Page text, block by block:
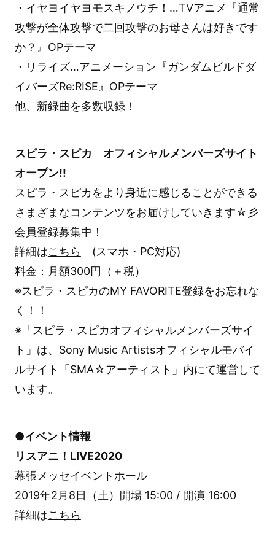
・イヤヨイヤヨモスキノウチ！…TVアニメ『通常
攻撃が全体攻撃で二回攻撃のお母さんは好きです
か？』OPテーマ
・リライズ…アニメーション『ガンダムビルドダ
イバーズRe:RISE』OPテーマ
他、新録曲を多数収録！
スピラ・スピカ オフィシャルメンバーズサイト
オープン!!
スピラ・スピカをより身近に感じることができる
さまざまなコンテンツをお届けしていきます☆彡
会員登録募集中！
詳細はこちら
(スマホ・PC対応)
料金：月額300円（＋税）
※スピラ・スピカのMY FAVORITE登録をお忘れな
く！！
※「スピラ・スピカオフィシャルメンバーズサイ
ト」は、Sony Music Artistsオフィシャルモバイ
ルサイト「SMA☆アーティスト」内にて運営して
います。
●イベント情報
リスアニ！LIVE2020
幕張メッセイベントホール
2019年2月8日（土）開場 15:00 / 開演 16:00
詳細はこちら